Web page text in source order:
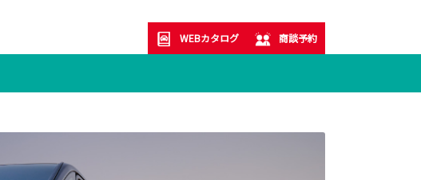
WEBカタログ 商談予約